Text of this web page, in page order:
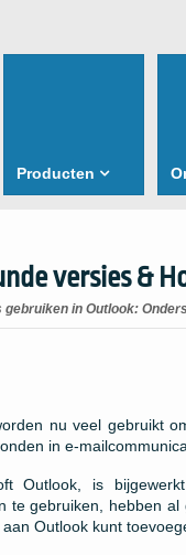
Producten
versies &
gebruiken in Outlook:
nu veel gebruikt
in e-
Outlook, is
gebruiken, hebben
Outlook kunt